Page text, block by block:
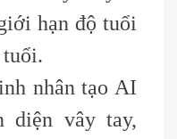
hạn độ tuổi
tuổi.
nhân tạo AI
diện vây tay,